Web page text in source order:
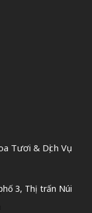
Tươi & Dịch Vụ
3, Thị trấn Núi